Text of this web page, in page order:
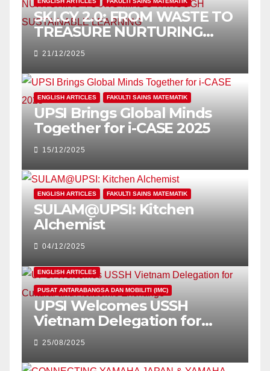
SKI.CY 2.0: FROM WASTE TO
TREASURE NURTURING
YOUNG MINDS THROUGH
SUSTAINABLE LEARNING
21/12/2025
ENGLISH ARTICLES FAKULTI SAINS MATEMATIK
UPSI Brings Global Minds
Together for i-CASE 2025
15/12/2025
ENGLISH ARTICLES FAKULTI SAINS MATEMATIK
SULAM@UPSI: Kitchen
Alchemist
04/12/2025
ENGLISH ARTICLES
PUSAT ANTARABANGSA DAN MOBILITI (IMC)
UPSI Welcomes USSH
Vietnam Delegation for
Cultural and Academic
Exchange
25/08/2025